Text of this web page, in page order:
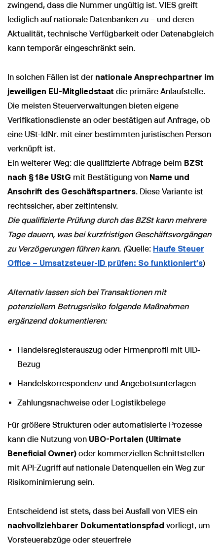
zwingend, dass die Nummer ungültig ist. VIES greift
lediglich auf nationale Datenbanken zu – und deren
Aktualität, technische Verfügbarkeit oder Datenabgleich
kann temporär eingeschränkt sein.
In solchen Fällen ist der nationale Ansprechpartner im
jeweiligen EU-Mitgliedstaat die primäre Anlaufstelle.
Die meisten Steuerverwaltungen bieten eigene
Verifikationsdienste an oder bestätigen auf Anfrage, ob
eine USt-IdNr. mit einer bestimmten juristischen Person
verknüpft ist.
Ein weiterer Weg: die qualifizierte Abfrage beim BZSt
nach § 18e UStG mit Bestätigung von Name und
Anschrift des Geschäftspartners. Diese Variante ist
rechtssicher, aber zeitintensiv.
Die qualifizierte Prüfung durch das BZSt kann mehrere
Tage dauern, was bei kurzfristigen Geschäftsvorgängen
zu Verzögerungen führen kann. (Quelle: Haufe Steuer
Office – Umsatzsteuer-ID prüfen: So funktioniert’s)
Alternativ lassen sich bei Transaktionen mit
potenziellem Betrugsrisiko folgende Maßnahmen
ergänzend dokumentieren:
Handelsregisterauszug oder Firmenprofil mit UID-
Bezug
Handelskorrespondenz und Angebotsunterlagen
Zahlungsnachweise oder Logistikbelege
Für größere Strukturen oder automatisierte Prozesse
kann die Nutzung von UBO-Portalen (Ultimate
Beneficial Owner) oder kommerziellen Schnittstellen
mit API-Zugriff auf nationale Datenquellen ein Weg zur
Risikominimierung sein.
Entscheidend ist stets, dass bei Ausfall von VIES ein
nachvollziehbarer Dokumentationspfad vorliegt, um
Vorsteuerabzüge oder steuerfreie